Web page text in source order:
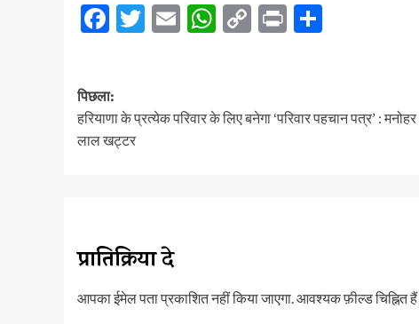
Facebook
Twitter
EmailWhatsApp
Copy
Print
पोस्ट
नेविगेशन
पिछला:
हरियाणा के प्रत्येक परिवार के लिए बनेगा ‘परिवार पहचान पत्र’ : मनोहर
लाल खट्टर
प्रातिक्रिया दे
आपका ईमेल पता प्रकाशित नहीं किया जाएगा.आवश्यक फ़ील्ड चिह्नित हैं